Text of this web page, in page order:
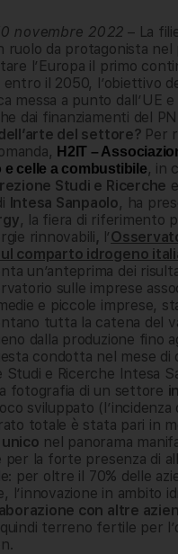
novembre 2022 – La
ruolo da protagonista
l’Europa il primo
entro il 2050, l’obiettivo
messa a punto dall’UE
dai finanziamenti del
del settore? Per
H2IT –
e celle a combustibile, in
Studi e Ricerche
Intesa Sanpaolo, ha
, la fiera di riferimento
rinnovabili, l’
comparto idrogeno
un’anteprima dei
sulle imprese
e piccole imprese,
tutta la catena del
dalla produzione fino
condotta nel mese di
Studi e Ricerche Intesa
fotografia di un settore
sviluppato (l’incidenza
totale è stata pari in
unico nel panorama
per la forte presenza di
per oltre il 70% delle
l’innovazione in ambito
con altre
terreno fertile per